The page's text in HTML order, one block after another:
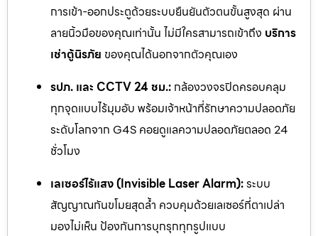
การเข้า-ออกประตูด้วยระบบยืนยันตัวตนขั้นสูงสุด ผ่าน
ลายนิ้วมือของคุณเท่านั้น ไม่มีใครสามารถเข้าถึง บริการ
เช่าตู้นิรภัย ของคุณได้นอกจากตัวคุณเอง
รปภ. และ CCTV 24 ชม.: กล้องวงจรปิดครอบคลุม
ทุกจุดแบบไร้มุมอับ พร้อมเจ้าหน้าที่รักษาความปลอดภัย
ระดับโลกจาก G4S คอยดูแลความปลอดภัยตลอด 24
ชั่วโมง
เลเซอร์ไร้แสง (Invisible Laser Alarm):ระบบ
สัญญาณกันขโมยสุดล้ำ ควบคุมด้วยเลเซอร์ที่ตาเปล่า
มองไม่เห็น ป้องกันการบุกรุกทุกรูปแบบ